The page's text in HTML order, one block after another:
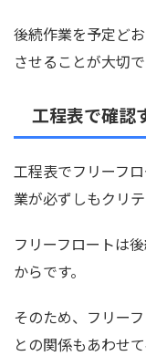
後続作業を予定ど
させることが大切で
工程表で確認
工程表でフリーフ
業が必ずしもクリ
フリーフロートは
からです。
そのため、フリー
との関係もあわせ